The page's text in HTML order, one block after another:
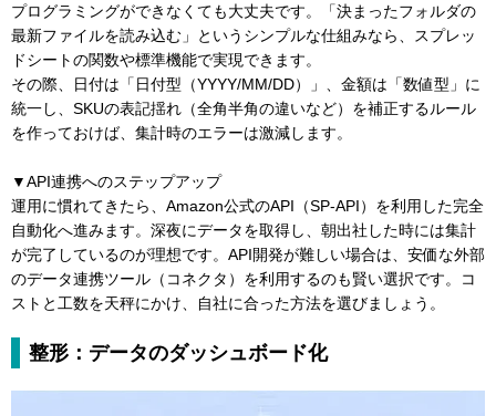
プログラミングができなくても大丈夫です。「決まったフォルダの
最新ファイルを読み込む」というシンプルな仕組みなら、スプレッ
ドシートの関数や標準機能で実現できます。
その際、日付は「日付型（YYYY/MM/DD）」、金額は「数値型」に
統一し、SKUの表記揺れ（全角半角の違いなど）を補正するルール
を作っておけば、集計時のエラーは激減します。
▼API連携へのステップアップ
運用に慣れてきたら、Amazon公式のAPI（SP-API）を利用した完全
自動化へ進みます。深夜にデータを取得し、朝出社した時には集計
が完了しているのが理想です。API開発が難しい場合は、安価な外部
のデータ連携ツール（コネクタ）を利用するのも賢い選択です。コ
ストと工数を天秤にかけ、自社に合った方法を選びましょう。
整形：データのダッシュボード化